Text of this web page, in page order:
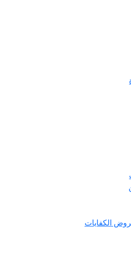
الكفايات